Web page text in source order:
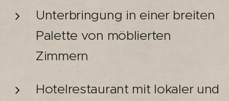
Unterbringung in einer breiten
Palette von möblierten
Zimmern
Hotelrestaurant mit lokaler und